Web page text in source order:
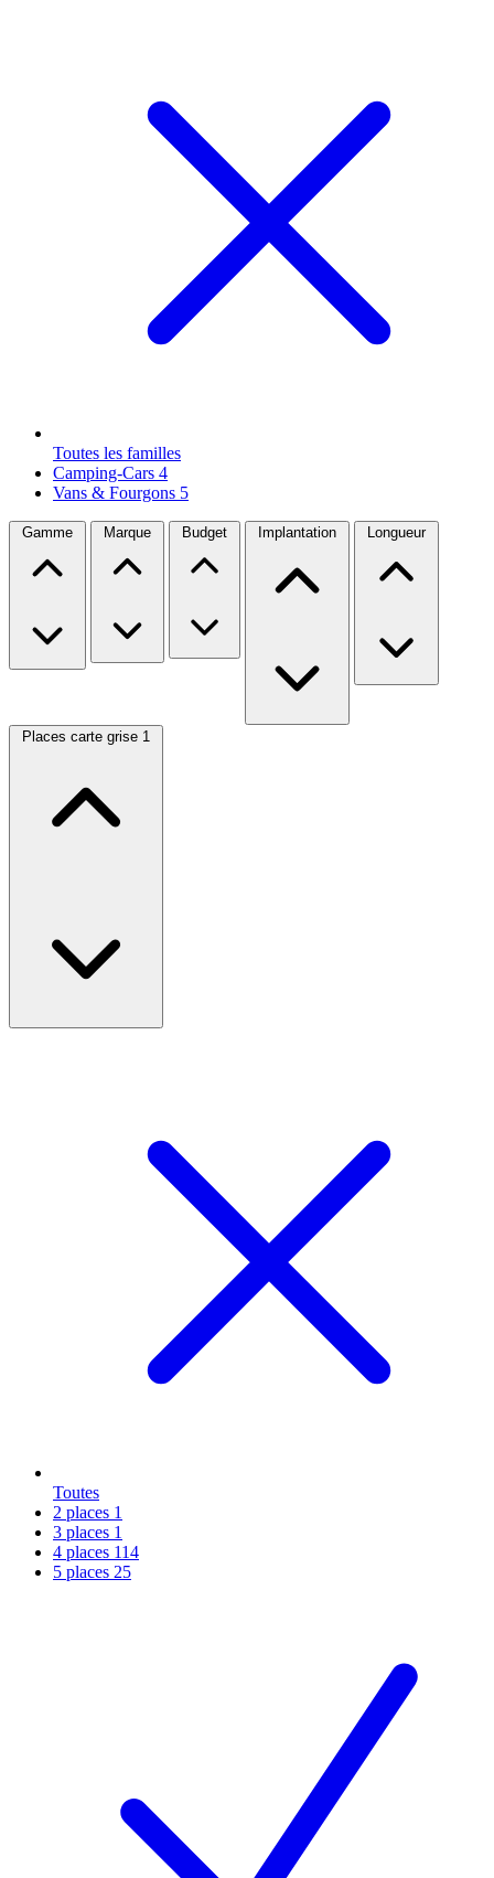
Toutes les familles
Camping-Cars 4
Vans & Fourgons 5
Gamme Marque Budget Implantation Longueur
Places carte grise 1
Toutes
2 places 1
3 places 1
4 places 114
5 places 25